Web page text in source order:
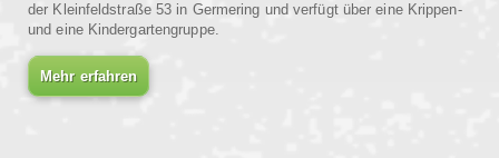
der Kleinfeldstraße 53 in Germering und verfügt über eine Krippen-
und eine Kindergartengruppe.
Mehr erfahren